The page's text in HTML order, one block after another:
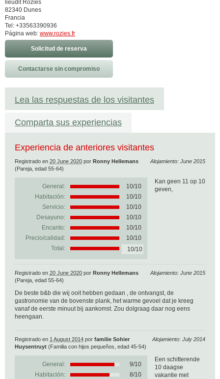
lieudit Rozies
82340 Dunes
Francia
Tel: +33563390936
Página web: www.rozies.fr
Solicitud de reserva
Contactarse sin compromiso
Lea las respuestas de los visitantes
Comparta sus experiencias
Experiencia de anteriores visitantes
Alojamiento: June 2015
Registrado en 20 June 2020 por Ronny Hellemans
(Pareja, edad 55-64)
General: 10/10
Habitación:
10/10
Servicio:
10/10
Desayuno:
10/10
Encanto:
10/10
Precio/calidad:
10/10
Total:
10/10
Kan geen 11 op 10
geven,
Alojamiento: June 2015
Registrado en 20 June 2020 por Ronny Hellemans
(Pareja, edad 55-64)
De beste b&b die wij ooit hebben gedaan , de ontvangst, de
gastronomie van de bovenste plank, het warme gevoel dat je kreeg
vanaf de eerste minuut bij aankomst. Zou dolgraag daar nog eens
heengaan.
Alojamiento: July 2014
Registrado en 1 August 2014 por familie Sohier
Huysentruyt (Familia con hijos pequeños, edad 45-54)
General: 9/10
Habitación:
8/10
Een schitterende
10 daagse
vakantie met